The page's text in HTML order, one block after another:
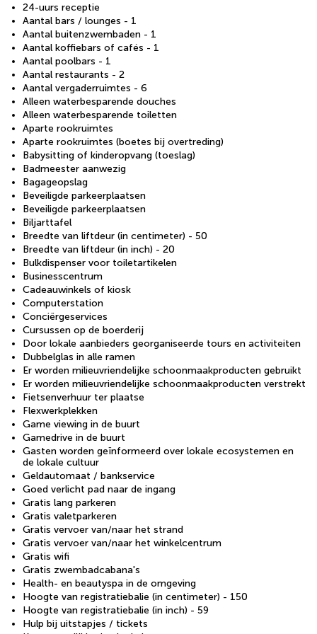
24-uurs receptie
Aantal bars / lounges - 1
Aantal buitenzwembaden - 1
Aantal koffiebars of cafés - 1
Aantal poolbars - 1
Aantal restaurants - 2
Aantal vergaderruimtes - 6
Alleen waterbesparende douches
Alleen waterbesparende toiletten
Aparte rookruimtes
Aparte rookruimtes (boetes bij overtreding)
Babysitting of kinderopvang (toeslag)
Badmeester aanwezig
Bagageopslag
Beveiligde parkeerplaatsen
Beveiligde parkeerplaatsen
Biljarttafel
Breedte van liftdeur (in centimeter) - 50
Breedte van liftdeur (in inch) - 20
Bulkdispenser voor toiletartikelen
Businesscentrum
Cadeauwinkels of kiosk
Computerstation
Conciërgeservices
Cursussen op de boerderij
Door lokale aanbieders georganiseerde tours en activiteiten
Dubbelglas in alle ramen
Er worden milieuvriendelijke schoonmaakproducten gebruikt
Er worden milieuvriendelijke schoonmaakproducten verstrekt
Fietsenverhuur ter plaatse
Flexwerkplekken
Game viewing in de buurt
Gamedrive in de buurt
Gasten worden geïnformeerd over lokale ecosystemen en
de lokale cultuur
Geldautomaat / bankservice
Goed verlicht pad naar de ingang
Gratis lang parkeren
Gratis valetparkeren
Gratis vervoer van/naar het strand
Gratis vervoer van/naar het winkelcentrum
Gratis wifi
Gratis zwembadcabana's
Health- en beautyspa in de omgeving
Hoogte van registratiebalie (in centimeter) - 150
Hoogte van registratiebalie (in inch) - 59
Hulp bij uitstapjes / tickets